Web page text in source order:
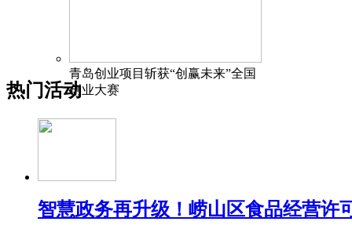
青岛创业项目斩获“创赢未来”全国
创业大赛
热门活动
智慧政务再升级！崂山区食品经营许